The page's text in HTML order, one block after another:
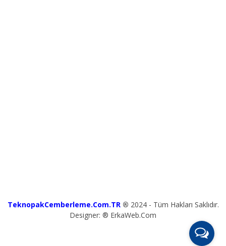
TeknopakCemberleme.Com.TR ® 2024 - Tüm Hakları Saklıdır.
Designer: ® ErkaWeb.Com